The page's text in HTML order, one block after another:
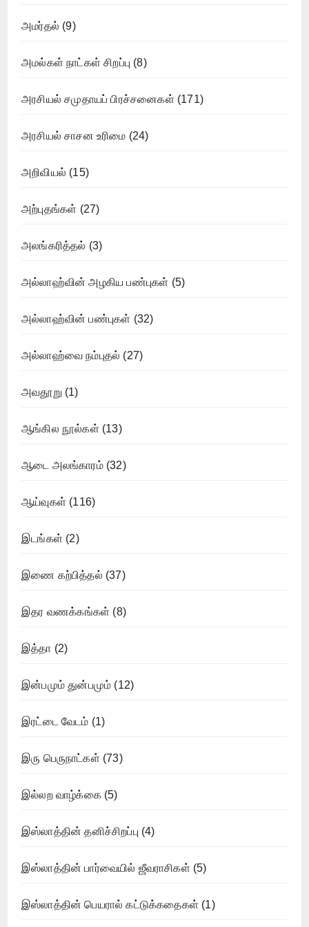
அமர்தல் (9)
அமல்கள் நாட்கள் சிறப்பு (8)
அரசியல் சமுதாயப் பிரச்சனைகள் (171)
அரசியல் சாசன உரிமை (24)
அறிவியல் (15)
அற்புதங்கள் (27)
அலங்கரித்தல் (3)
அல்லாஹ்வின் அழகிய பண்புகள் (5)
அல்லாஹ்வின் பண்புகள் (32)
அல்லாஹ்வை நம்புதல் (27)
அவதூறு (1)
ஆங்கில நூல்கள் (13)
ஆடை அலங்காரம்(32)
ஆய்வுகள் (116)
இடங்கள் (2)
இணை கற்பித்தல் (37)
இதர வணக்கங்கள் (8)
இத்தா (2)
இன்பமும் துன்பமும் (12)
இரட்டை வேடம் (1)
இரு பெருநாட்கள் (73)
இல்லற வாழ்க்கை(5)
இஸ்லாத்தின் தனிச்சிறப்பு (4)
இஸ்லாத்தின் பார்வையில் ஜீவராசிகள் (5)
இஸ்லாத்தின் பெயரால் கட்டுக்கதைகள் (1)